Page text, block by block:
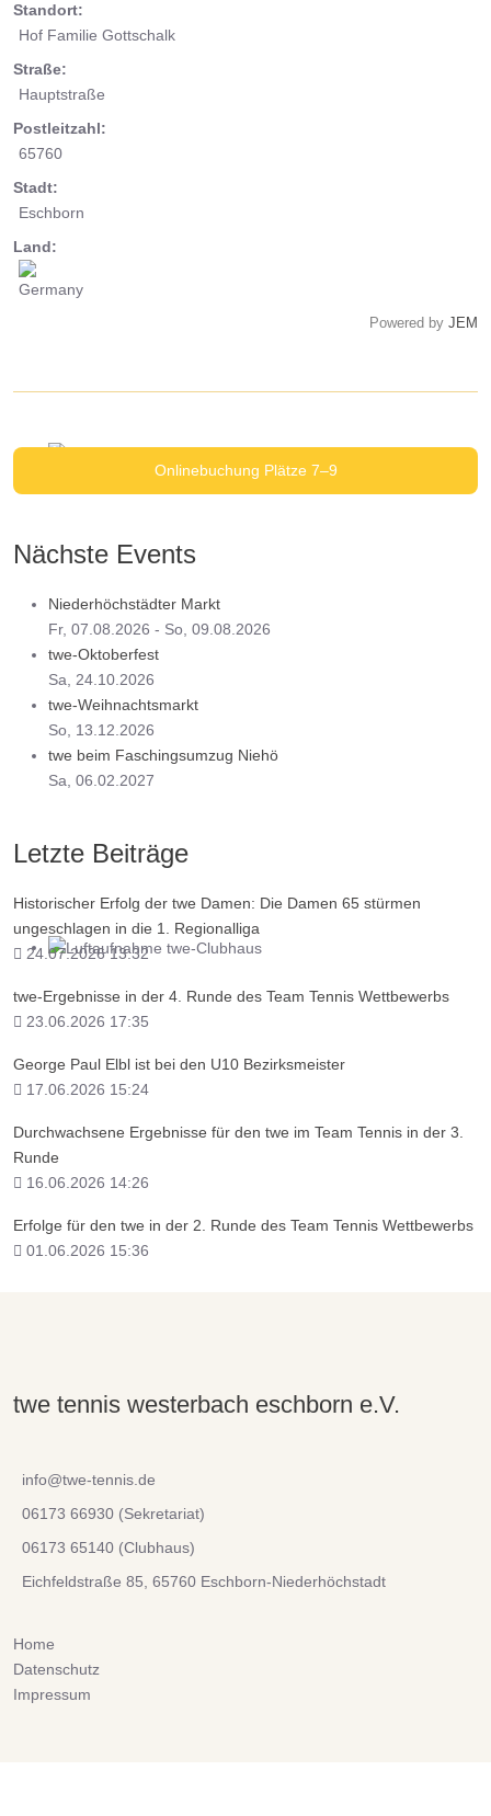
... wo Tennis einfach Spaß macht!
Standort:
Hof Familie Gottschalk
Straße:
Hauptstraße
Postleitzahl:
65760
Stadt:
Eschborn
Land:
Powered by JEM
Onlinebuchung Plätze 7–9
Nächste Events
Niederhöchstädter Markt
Fr, 07.08.2026 - So, 09.08.2026
twe-Oktoberfest
Sa, 24.10.2026
twe-Weihnachtsmarkt
So, 13.12.2026
twe beim Faschingsumzug Niehö
Sa, 06.02.2027
Letzte Beiträge
Historischer Erfolg der twe Damen: Die Damen 65 stürmen
ungeschlagen in die 1. Regionalliga
24.07.2026 13:32
twe-Ergebnisse in der 4. Runde des Team Tennis Wettbewerbs
23.06.2026 17:35
George Paul Elbl ist bei den U10 Bezirksmeister
17.06.2026 15:24
Durchwachsene Ergebnisse für den twe im Team Tennis in der 3.
Runde
16.06.2026 14:26
Erfolge für den twe in der 2. Runde des Team Tennis Wettbewerbs
01.06.2026 15:36
twe tennis westerbach eschborn e.V.
info@twe-tennis.de
06173 66930 (Sekretariat)
06173 65140 (Clubhaus)
Eichfeldstraße 85, 65760 Eschborn-Niederhöchstadt
Home
Datenschutz
Impressum